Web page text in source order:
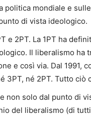
mondiale e
di vista ideologico.
2PT. La 1PT ha
Il liberalismo ha
e così via. Dal 1991,
né 2PT. Tutto
solo dal punto di
del liberalismo (di